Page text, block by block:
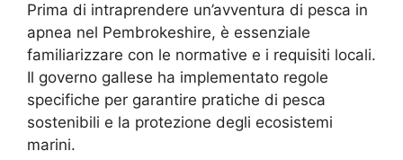
Prima di intraprendere un’avventura di pesca in
apnea nel Pembrokeshire, è essenziale
familiarizzare con le normative e i requisiti locali.
Il governo gallese ha implementato regole
specifiche per garantire pratiche di pesca
sostenibili e la protezione degli ecosistemi
marini.